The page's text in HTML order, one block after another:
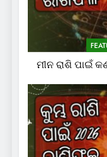
ମୀନ ରାଶି ପାଇଁ